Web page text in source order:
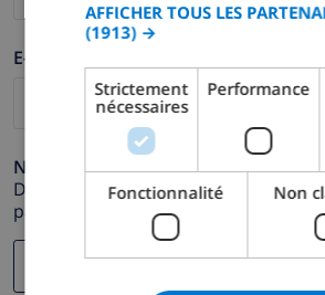
E-mail *
Numéro de téléphone *
Dans le cas où votre adresse e-mail
pas correctement.
AFFICHER TOUS LES
(1913) →
Strictement
nécessaires
Performance
Fonctionnalité Non